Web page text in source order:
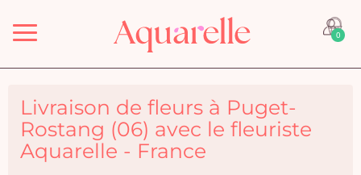
Menu 0
Livraison de fleurs à Puget-
Rostang (06) avec le fleuriste
Aquarelle - France